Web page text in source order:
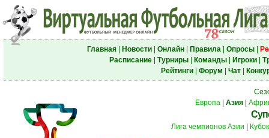
Главная| Новости| Онлайн| Правила| Опросы|
Расписание| Турниры| Команды| Игроки|
Рейтинги| Форум Чат|
Европа
Азия
Лига чемпионов Азии